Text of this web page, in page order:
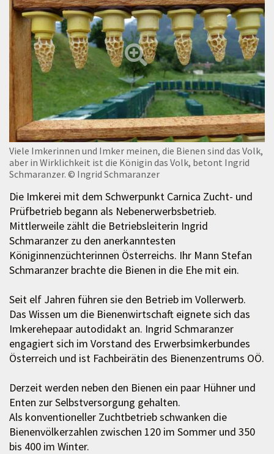
Viele Imkerinnen und Imker meinen, die Bienen sind das Volk,
aber in Wirklichkeit ist die Königin das Volk, betont Ingrid
Schmaranzer. © Ingrid Schmaranzer
Die Imkerei mit dem Schwerpunkt Carnica Zucht- und
Prüfbetrieb begann als Nebenerwerbsbetrieb.
Mittlerweile zählt die Betriebsleiterin Ingrid
Schmaranzer zu den anerkanntesten
Königinnenzüchterinnen Österreichs. Ihr Mann Stefan
Schmaranzer brachte die Bienen in die Ehe mit ein.
Seit elf Jahren führen sie den Betrieb im Vollerwerb.
Das Wissen um die Bienenwirtschaft eignete sich das
Imkerehepaar autodidakt an. Ingrid Schmaranzer
engagiert sich im Vorstand des Erwerbsimkerbundes
Österreich und ist Fachbeirätin des Bienenzentrums OÖ.
Derzeit werden neben den Bienen ein paar Hühner und
Enten zur Selbstversorgung gehalten.
Als konventioneller Zuchtbetrieb schwanken die
Bienenvölkerzahlen zwischen 120 im Sommer und 350
bis 400 im Winter.